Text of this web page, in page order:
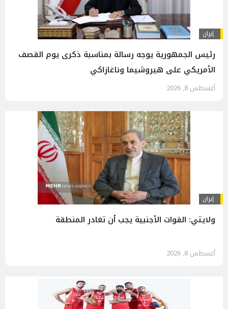
إيران
رئیس الجمهوریة يوجه رسالة بمناسبة ذكرى يوم القصف
الأمريكي على هيروشيما وناغازاكي
أغسطس 8, 2026
إيران
ولايتي: القوات الأجنبية يجب أن تغادر المنطقة
أغسطس 8, 2026